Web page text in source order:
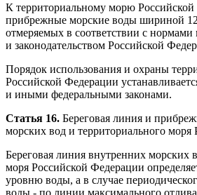
К территориальному морю Российской
прибрежные морские воды шириной
отмеряемых в соответствии с
и законодательством Российской
Порядок использования и охраны
Российской Федерации
и иными федеральными законами.
Статья 16. Береговая линия и
морских вод и территориального
Береговая линия внутренних морских
моря Российской Федерации
уровню воды, а в случае
воды - по линии максимального